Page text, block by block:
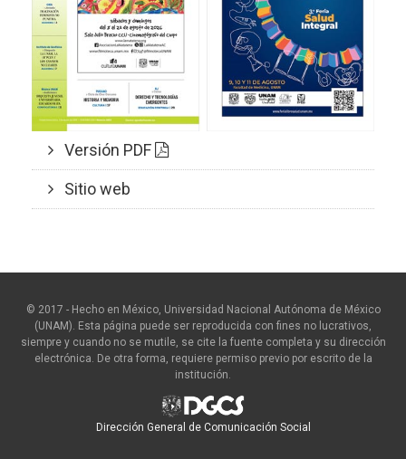
Versión PDF
Sitio web
© 2017 - Hecho en México, Universidad Nacional Autónoma de México
(UNAM). Esta página puede ser reproducida con fines no lucrativos,
siempre y cuando no se mutile, se cite la fuente completa y su dirección
electrónica. De otra forma, requiere permiso previo por escrito de la
institución.
Dirección General de Comunicación Social